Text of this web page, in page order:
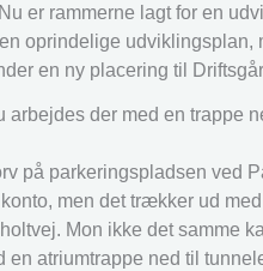
er rammerne lagt for en
oprindelige udviklingsplan,
en ny placering til
der med en trappe
på parkeringspladsen ved
men det trækker ud
Mon ikke det samme
atriumtrappe ned til